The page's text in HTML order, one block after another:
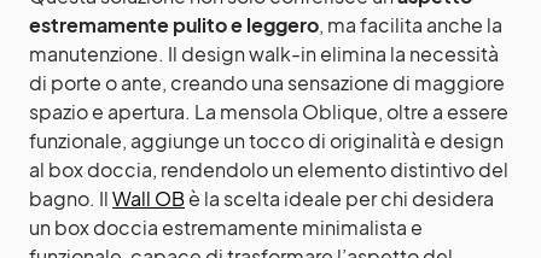
estremamente pulito e leggero, ma facilita anche la
manutenzione. Il design walk-in elimina la necessità
di porte o ante, creando una sensazione di maggiore
spazio e apertura. La mensola Oblique, oltre a essere
funzionale, aggiunge un tocco di originalità e design
al box doccia, rendendolo un elemento distintivo del
bagno. IlWall OBè la scelta ideale per chi desidera
un box doccia estremamente minimalista e